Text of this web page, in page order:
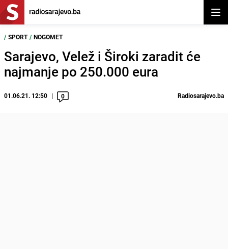
/ SPORT / NOGOMET
Sarajevo, Velež i Široki zaradit će
najmanje po 250.000 eura
01.06.21. 12:50 0 Radiosarajevo.ba